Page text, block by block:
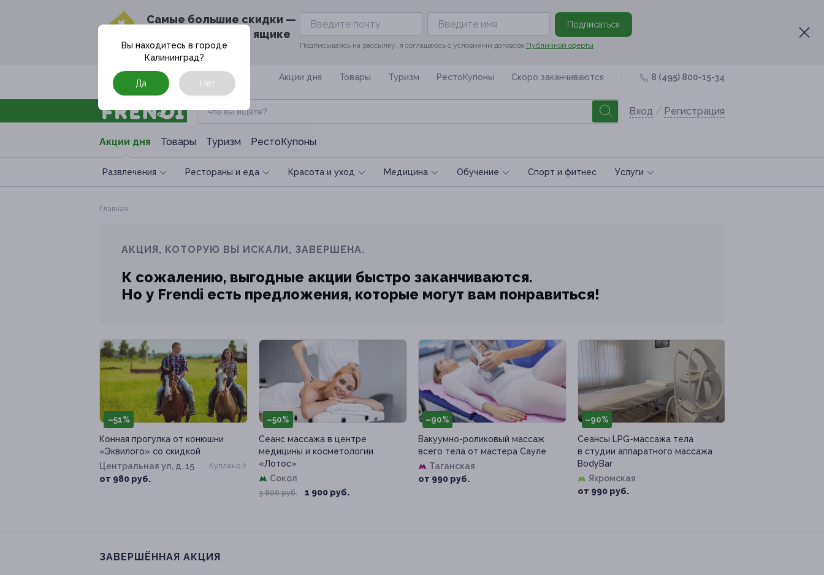
Cамые большие скидки —
в твоём почтовом ящике
Подписаться
Подписываясь на рассылку, я соглашаюсь с условиями договора Публичной оферты
Москва Акции дня Товары Туризм РестоКупоны Скоро заканчиваются 8 (495) 800-15-34
Вход / Регистрация
Акции дня Товары Туризм РестоКупоны
Развлечения Рестораны и еда Красота и уход Медицина Обучение Спoрт и фитнес Услуги
Вы находитесь в городе
Калининград?
Да Нет
Главная
АКЦИЯ, КОТОРУЮ ВЫ ИСКАЛИ, ЗАВЕРШЕНА.
К сожалению, выгодные акции быстро заканчиваются.
Но у Frendi есть предложения, которые могут вам понравиться!
–51%
Конная прогулка от конюшни
«Эквилого» со скидкой
Центральная ул, д. 15
от 980 руб.
Куплено 2
–50%
Сеанс массажа в центре
медицины и косметологии
«Лотос»
Сокол
3 800 руб. 1 900 руб.
–90%
Вакуумно-роликовый массаж
всего тела от мастера Сауле
Таганская
от 990 руб.
–90%
Сеансы LPG-массажа тела
в студии аппаратного массажа
BodyBar
Яхромская
от 990 руб.
ЗАВЕРШЁННАЯ АКЦИЯ